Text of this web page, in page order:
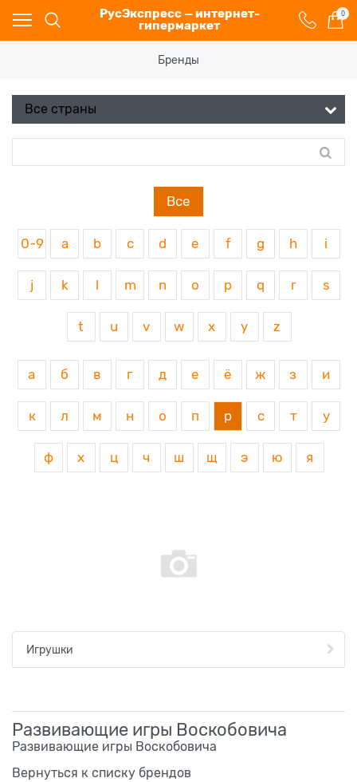
РусЭкспресс — интернет-
гипермаркет
0
Бренды
Все
0-9 a b c d e f g h i
j k m n o p q r s
t u v w x y z
а б в г д е ё ж з и
к л м н о п р с т у
ф х ц ч ш щ э ю я
Игрушки
Развивающие игры Воскобовича
Развивающие игры Воскобовича
Вернуться к списку брендов